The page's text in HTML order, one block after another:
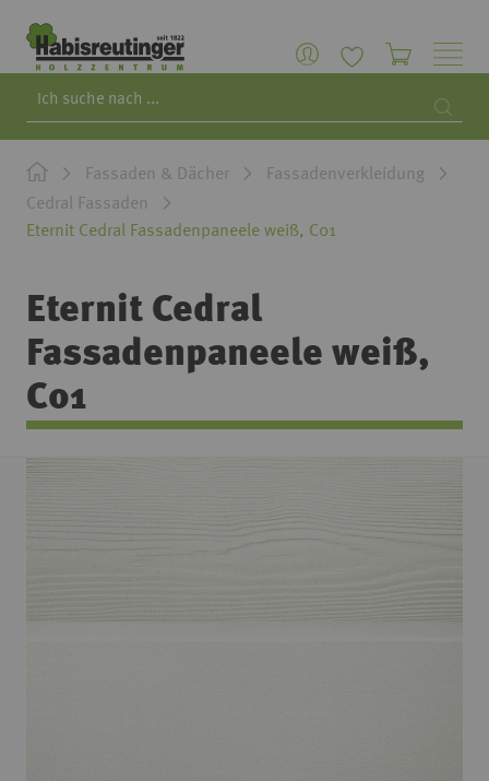
Fassaden & Dächer
Fassadenverkleidung
Cedral Fassaden
Eternit Cedral Fassadenpaneele weiß, C01
Eternit Cedral
Fassadenpaneele weiß,
C01
Zum
Bildgalerie